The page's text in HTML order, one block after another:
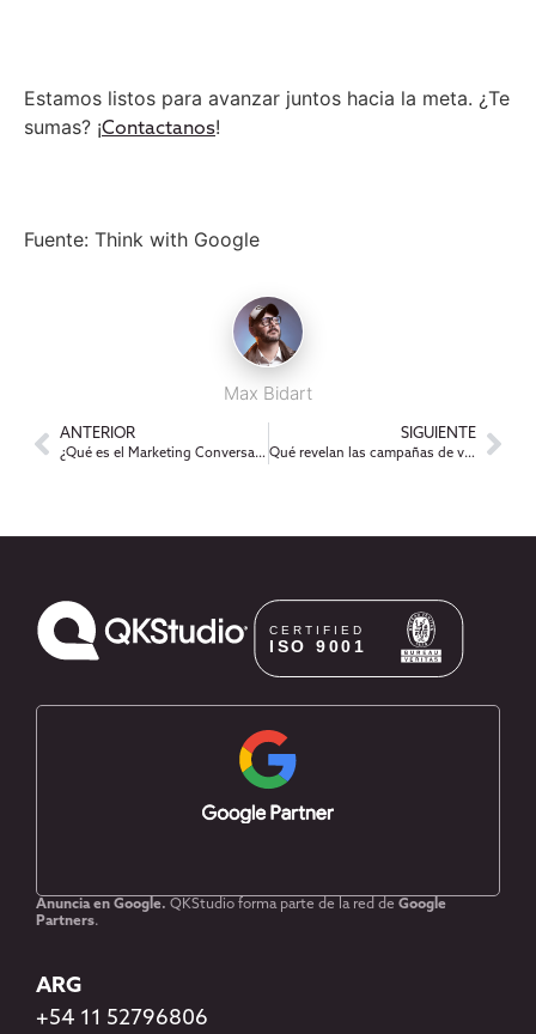
Estamos listos para avanzar juntos hacia la meta. ¿Te
sumas? ¡Contactanos!
Fuente: Think with Google
Max Bidart
ANTERIOR
¿Qué es el Marketing Conversacional?
SIGUIENTE
Qué revelan las campañas de video más efectivas sobre el futuro de la creatividad
Anuncia en Google. QKStudio forma parte de la red de Google
Partners.
ARG
+54 11 52796806